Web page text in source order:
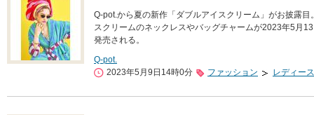
Q-pot.から夏の新作「ダブルアイスクリーム」がお披露
スクリームのネックレスやバッグチャームが2023年5月
発売される。
Q-pot.
2023年5月9日14時0分
ファッション レディース